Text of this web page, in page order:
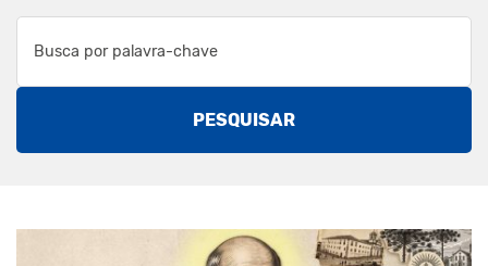
PESQUISAR